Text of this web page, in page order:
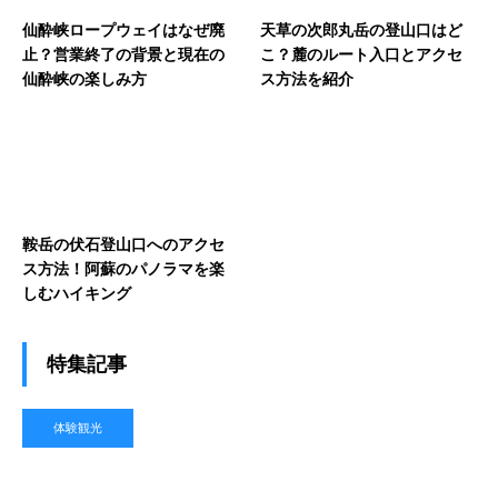
仙酔峡ロープウェイはなぜ廃
止？営業終了の背景と現在の
仙酔峡の楽しみ方
天草の次郎丸岳の登山口はど
こ？麓のルート入口とアクセ
ス方法を紹介
鞍岳の伏石登山口へのアクセ
ス方法！阿蘇のパノラマを楽
しむハイキング
特集記事
体験観光